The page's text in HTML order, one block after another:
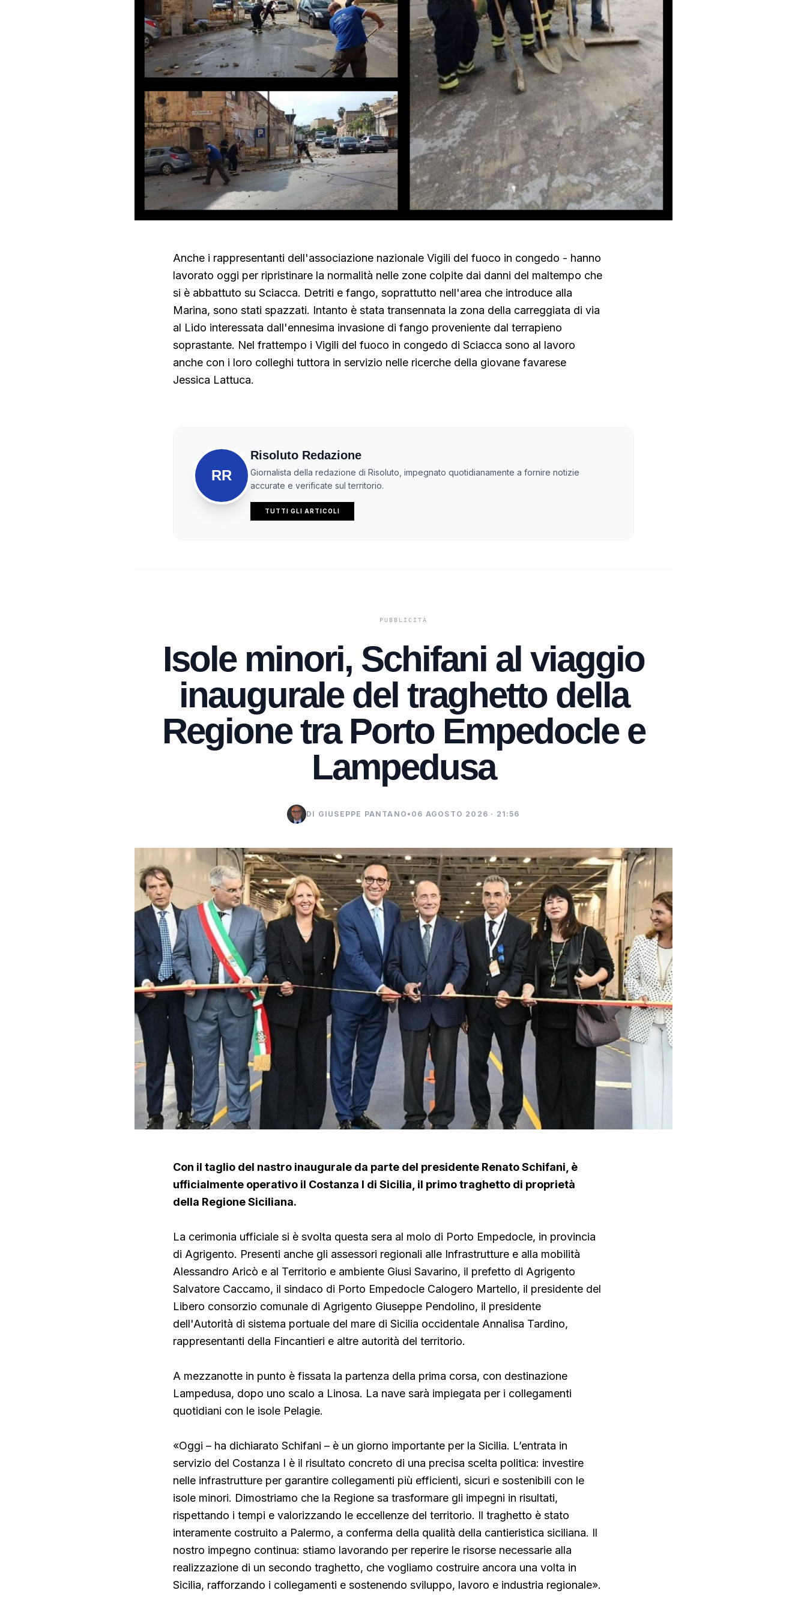
Anche i rappresentanti dell'associazione nazionale Vigili del fuoco in congedo - hanno
lavorato oggi per ripristinare la normalità nelle zone colpite dai danni del maltempo che
si è abbattuto su Sciacca. Detriti e fango, soprattutto nell'area che introduce alla
Marina, sono stati spazzati. Intanto è stata transennata la zona della carreggiata di via
al Lido interessata dall'ennesima invasione di fango proveniente dal terrapieno
soprastante. Nel frattempo i Vigili del fuoco in congedo di Sciacca sono al lavoro
anche con i loro colleghi tuttora in servizio nelle ricerche della giovane favarese
Jessica Lattuca.
RR
Risoluto Redazione
Giornalista della redazione di Risoluto, impegnato quotidianamente a fornire notizie
accurate e verificate sul territorio.
TUTTI GLI ARTICOLI
Isole minori, Schifani al viaggio
inaugurale del traghetto della
Regione tra Porto Empedocle e
Lampedusa
DI GIUSEPPE PANTANO • 06 AGOSTO 2026 · 21:56
Con il taglio del nastro inaugurale da parte del presidente Renato Schifani, è
ufficialmente operativo il Costanza I di Sicilia, il primo traghetto di proprietà
della Regione Siciliana.
La cerimonia ufficiale si è svolta questa sera al molo di Porto Empedocle, in provincia
di Agrigento. Presenti anche gli assessori regionali alle Infrastrutture e alla mobilità
Alessandro Aricò e al Territorio e ambiente Giusi Savarino, il prefetto di Agrigento
Salvatore Caccamo, il sindaco di Porto Empedocle Calogero Martello, il presidente del
Libero consorzio comunale di Agrigento Giuseppe Pendolino, il presidente
dell'Autorità di sistema portuale del mare di Sicilia occidentale Annalisa Tardino,
rappresentanti della Fincantieri e altre autorità del territorio.
A mezzanotte in punto è fissata la partenza della prima corsa, con destinazione
Lampedusa, dopo uno scalo a Linosa. La nave sarà impiegata per i collegamenti
quotidiani con le isole Pelagie.
«Oggi – ha dichiarato Schifani – è un giorno importante per la Sicilia. L’entrata in
servizio del Costanza I è il risultato concreto di una precisa scelta politica: investire
nelle infrastrutture per garantire collegamenti più efficienti, sicuri e sostenibili con le
isole minori. Dimostriamo che la Regione sa trasformare gli impegni in risultati,
rispettando i tempi e valorizzando le eccellenze del territorio. Il traghetto è stato
interamente costruito a Palermo, a conferma della qualità della cantieristica siciliana. Il
nostro impegno continua: stiamo lavorando per reperire le risorse necessarie alla
realizzazione di un secondo traghetto, che vogliamo costruire ancora una volta in
Sicilia, rafforzando i collegamenti e sostenendo sviluppo, lavoro e industria regionale».